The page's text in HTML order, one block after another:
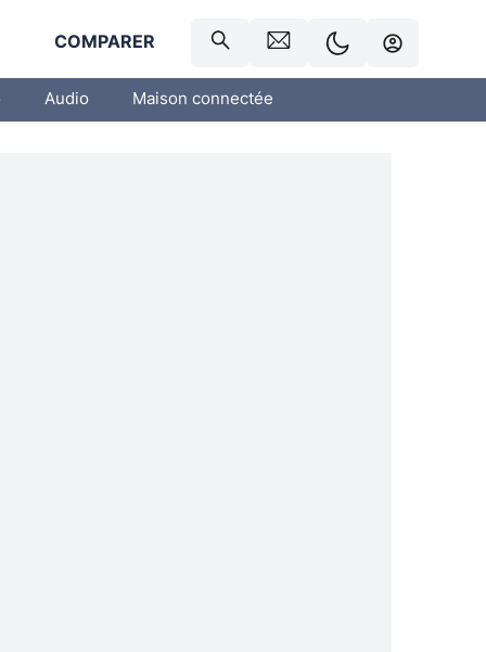
COMPARER
Audio Maison connectée